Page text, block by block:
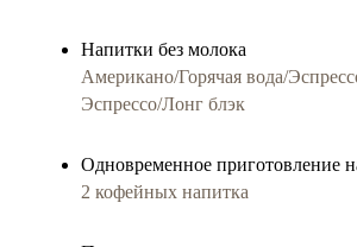
Напитки без молока
Американо/Горячая вода/
Эспрессо/Лонг блэк
Одновременное приготовление
2 кофейных напитка